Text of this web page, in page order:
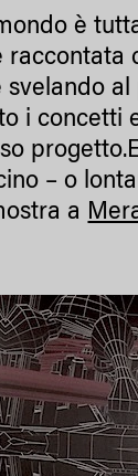
è
i concetti
– o
a